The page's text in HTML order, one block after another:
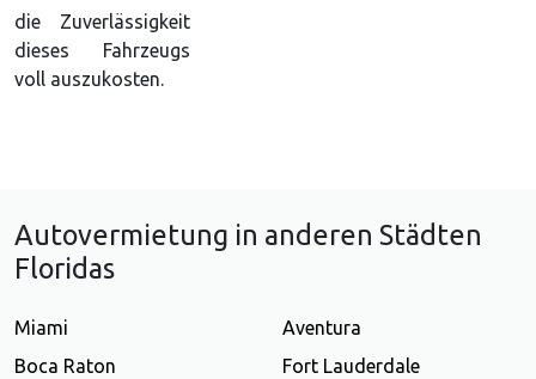
die Zuverlässigkeit
dieses Fahrzeugs
voll auszukosten.
Autovermietung in anderen Städten
Floridas
Miami
Aventura
Boca Raton
Fort Lauderdale